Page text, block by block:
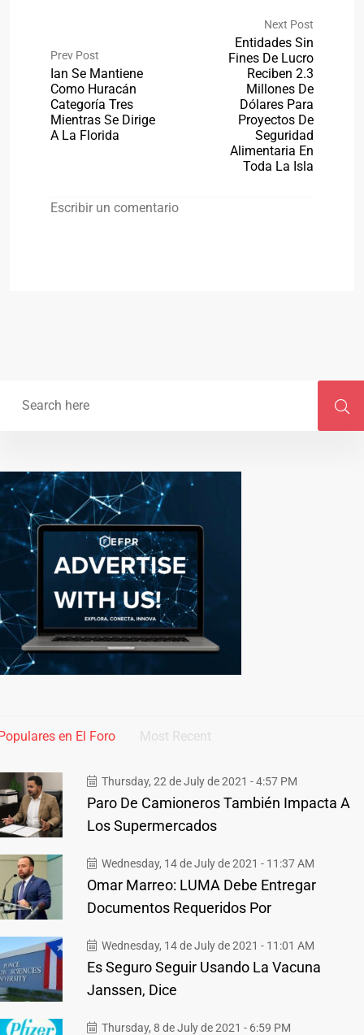
Prev Post
Ian Se Mantiene
Como Huracán
Categoría Tres
Mientras Se Dirige
A La Florida
Next Post
Entidades Sin
Fines De Lucro
Reciben 2.3
Millones De
Dólares Para
Proyectos De
Seguridad
Alimentaria En
Toda La Isla
Escribir un comentario
en El Foro Most Recent
Thursday, 22 de July de 2021 - 4:57 PM
Paro De Camioneros También Impacta A
Los Supermercados
Wednesday, 14 de July de 2021 - 11:37 AM
Omar Marreo: LUMA Debe Entregar
Documentos Requeridos Por
Wednesday, 14 de July de 2021 - 11:01 AM
Es Seguro Seguir Usando La Vacuna
Janssen, Dice
Thursday, 8 de July de 2021 - 6:59 PM